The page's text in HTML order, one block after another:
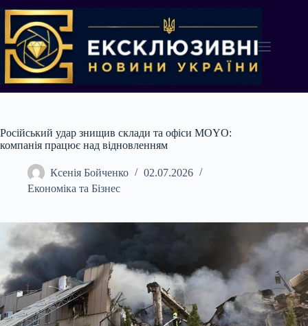
до
вмісту
Російський удар знищив склади та офіси MOYO:
компанія працює над відновленням
Ксенія Бойченко
02.07.2026
Економіка та Бізнес